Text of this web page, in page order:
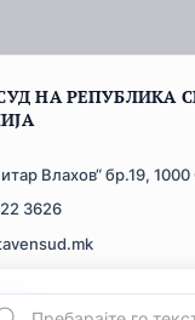
НА РЕПУБЛИКА
Влахов“ бр.19, 1000
3626